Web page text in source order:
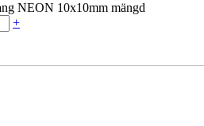
NEON 10x10mm mängd
+